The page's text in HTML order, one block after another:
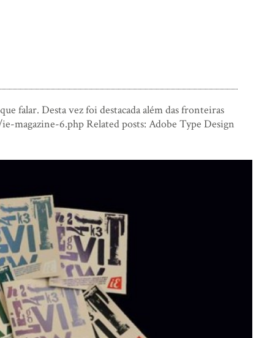
falar. Desta vez foi destacada além das fronteiras
6.php Related posts: Adobe Type Design